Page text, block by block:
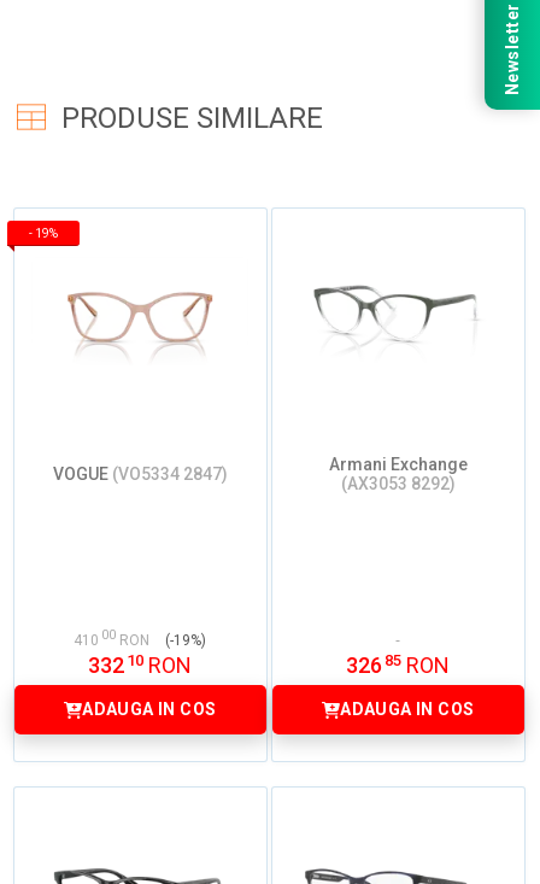
PRODUSE SIMILARE
- 19%
VOGUE (VO5334 2847)
410 00 RON (-19%)
332 10 RON
ADAUGA IN COS
Armani Exchange
(AX3053 8292)
326 85 RON
ADAUGA IN COS
Newsletter